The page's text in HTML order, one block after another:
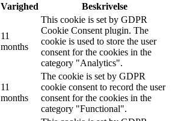
Varighed Beskrivelse
11
months
This cookie is set by GDPR
Cookie Consent plugin. The
cookie is used to store the user
consent for the cookies in the
category "Analytics".
11
months
The cookie is set by GDPR
cookie consent to record the user
consent for the cookies in the
category "Functional".